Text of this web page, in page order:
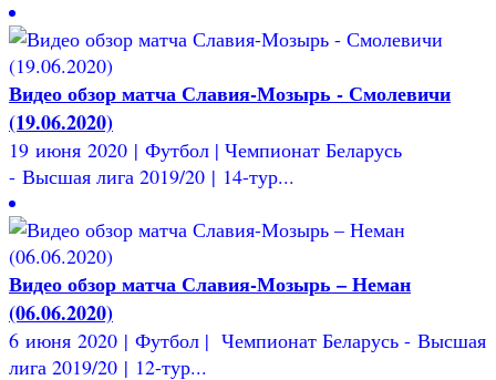
Видео обзор матча Славия-Мозырь - Смолевичи
(19.06.2020)
19 июня 2020 | Футбол | Чемпионат Беларусь
- Высшая лига 2019/20 | 14-тур...
Видео обзор матча Славия-Мозырь – Неман
(06.06.2020)
6 июня 2020 | Футбол | Чемпионат Беларусь - Высшая
лига 2019/20 | 12-тур...